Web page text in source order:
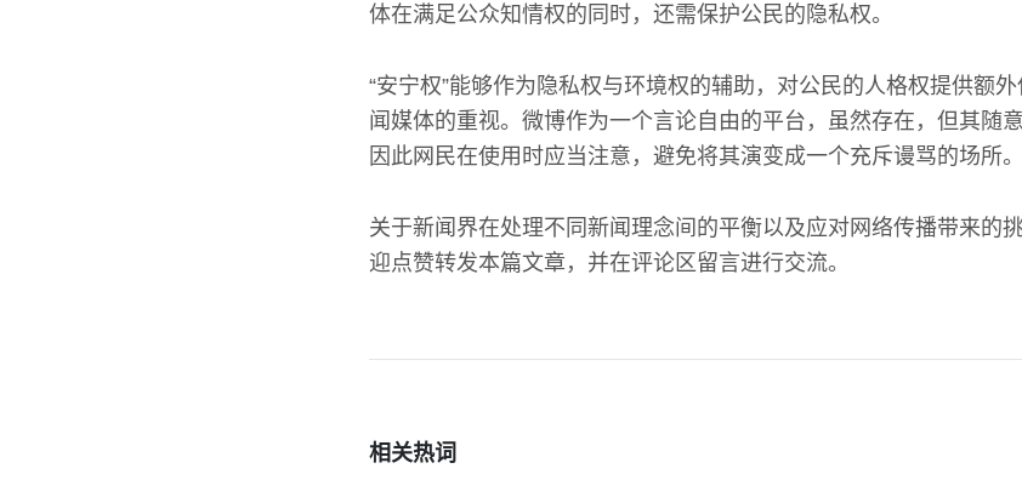
体在满足公众知情权的同时，还需保护公民的隐私权。
“安宁权”能够作为隐私权与环境权的辅助，对公民的人格权提供额
闻媒体的重视。微博作为一个言论自由的平台，虽然存在，但其随
因此网民在使用时应当注意，避免将其演变成一个充斥谩骂的场所。
关于新闻界在处理不同新闻理念间的平衡以及应对网络传播带来的
迎点赞转发本篇文章，并在评论区留言进行交流。
相关热词